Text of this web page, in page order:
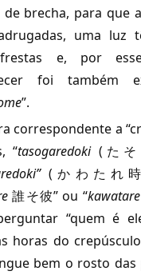
de brecha, para que
uma luz
e, por
foi também
”.
correspondente a
“tasogaredoki (たそ
(かわたれ
誰そ彼” ou “kawatare
“quem é
horas do
bem o rosto das